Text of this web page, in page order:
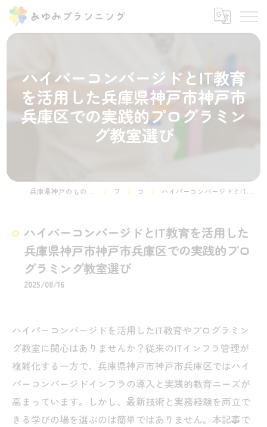
ハイパーコンバージドとIT教育
を活用した兵庫県神戸市神戸市
兵庫区での実践的プログラミン
グ教室選び
兵庫県神戸のものづくりやプログラミング教室ならSTEMON 神戸諏訪山校 ブログ コラム ハイパーコンバージドとIT教育を活用した兵庫県神戸市神戸市兵庫区での実践的プログラミング教室選び
ハイパーコンバージドとIT教育を活用した
兵庫県神戸市神戸市兵庫区での実践的プロ
グラミング教室選び
2025/08/16
ハイパーコンバージドを活用したIT教育やプログラミン
グ教室に関心はありませんか？従来のITインフラ管理が
複雑化する一方で、兵庫県神戸市神戸市兵庫区ではハイ
パーコンバージドインフラの導入と実践的教育ニーズが
高まっています。しかし、最新技術と実務経験を両立で
きる学びの場を選ぶのは簡単ではありません。本記事で